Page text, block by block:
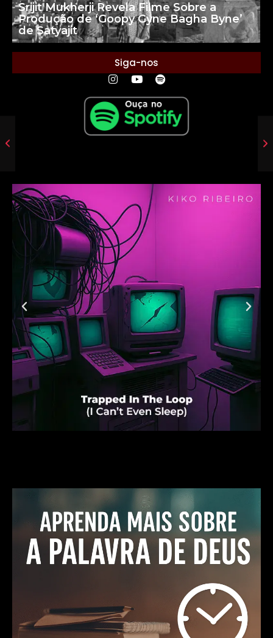
Srijit Mukherji Revela Filme Sobre a
Produção de ‘Goopy Gyne Bagha Byne’
de Satyajit
Siga-nos